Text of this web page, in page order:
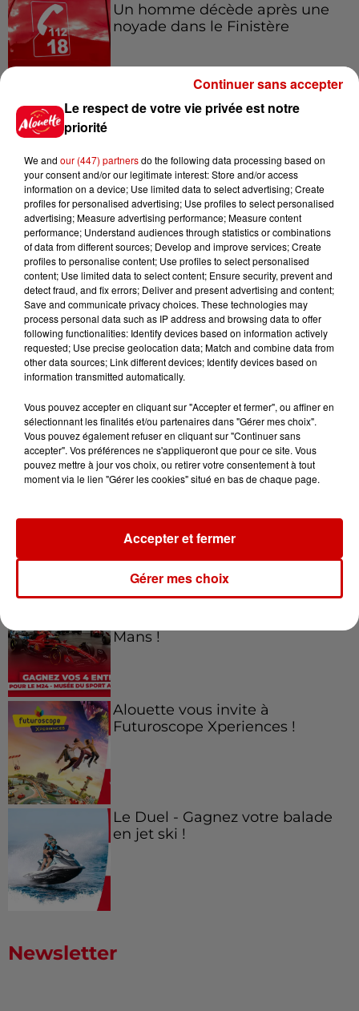
Un homme décède après une
noyade dans le Finistère
Vendre un chiot en animalerie
14h03
Invasion de physalies sur des
plages du Sud-Ouest
11h51
À LA UNE : affaire Manon
Relandeau, musée cambriolé et
Amel Bent en...
Jeux Voir plus
Gagnez vos entrées pour le
Mans !
Alouette vous invite à
Futuroscope Xperiences !
Le Duel - Gagnez votre balade
en jet ski !
Newsletter
Le respect de votre vie privée est notre
priorité
We and our (447) partnersdo the following data processing based on
your consent and/or our legitimate interest: Store and/or access
information on a device; Use limited data to select advertising; Create
profiles for personalised advertising; Use profiles to select personalised
advertising; Measure advertising performance; Measure content
performance; Understand audiences through statistics or combinations
of data from different sources; Develop and improve services; Create
profiles to personalise content; Use profiles to select personalised
content; Use limited data to select content; Ensure security, prevent and
detect fraud, and fix errors; Deliver and present advertising and content;
Save and communicate privacy choices. These technologies may
process personal data such as IP address and browsing data to offer
following functionalities: Identify devices based on information actively
requested; Use precise geolocation data; Match and combine data from
other data sources; Link different devices; Identify devices based on
information transmitted automatically.
Vous pouvez accepter en cliquant sur "Accepter et fermer", ou affiner en
sélectionnant les finalités et/ou partenaires dans "Gérer mes choix".
Vous pouvez également refuser en cliquant sur "Continuer sans
accepter". Vos préférences ne s'appliqueront que pour ce site. Vous
pouvez mettre à jour vos choix, ou retirer votre consentement à tout
moment via le lien "Gérer les cookies" situé en bas de chaque page.
Gérer mes choix
Accepter et fermer
Continuer sans accepter